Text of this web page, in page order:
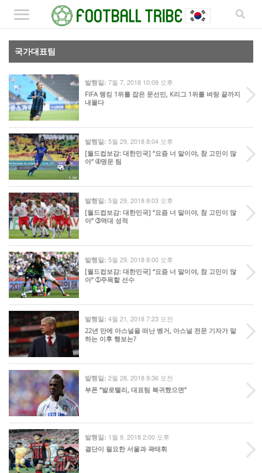
국가대표팀
발행일: 7월 7, 2018 10:09 오후
FIFA 랭킹 1위를 잡은 문선민, K리그 1위를 벼랑 끝까지
내몰다
발행일: 5월 29, 2018 8:04 오후
[월드컵보감: 대한민국] “요즘 너 말이야, 참 고민이 많
아” ➃명문 팀
발행일: 5월 29, 2018 8:03 오후
[월드컵보감: 대한민국] “요즘 너 말이야, 참 고민이 많
아” ➂역대 성적
발행일: 5월 29, 2018 8:00 오후
[월드컵보감: 대한민국] “요즘 너 말이야, 참 고민이 많
아” ➀주목할 선수
발행일: 4월 21, 2018 7:23 오전
22년 만에 아스널을 떠난 벵거, 아스널 전문 기자가 말
하는 이후 행보는?
발행일: 2월 28, 2018 9:36 오전
부폰 “발로텔리, 대표팀 복귀했으면”
발행일: 1월 9, 2018 2:00 오후
결단이 필요한 서울과 곽태휘